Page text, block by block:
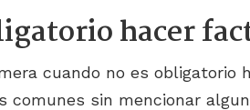
hacer
cuando no es obligatorio
comunes sin mencionar